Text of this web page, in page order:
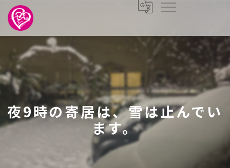
夜9時の寄居は、雪は止んでい
ます。